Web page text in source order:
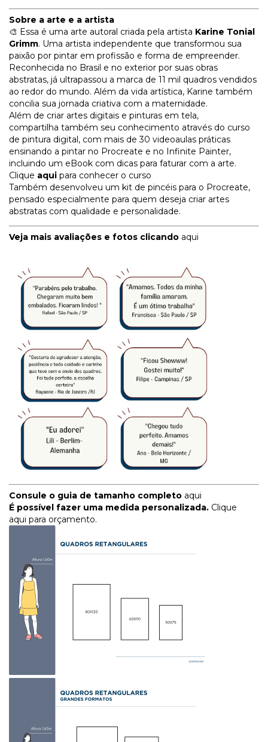
Sobre a arte e a artista
🎨 Essa é uma arte autoral criada pela artista Karine Tonial
Grimm. Uma artista independente que transformou sua
paixão por pintar em profissão e forma de empreender.
Reconhecida no Brasil e no exterior por suas obras
abstratas, já ultrapassou a marca de 11 mil quadros vendidos
ao redor do mundo. Além da vida artística, Karine também
concilia sua jornada criativa com a maternidade.
Além de criar artes digitais e pinturas em tela,
compartilha também seu conhecimento através do curso
de pintura digital, com mais de 30 videoaulas práticas
ensinando a pintar no Procreate e no Infinite Painter,
incluindo um eBook com dicas para faturar com a arte.
Clique aqui para conhecer o curso
Também desenvolveu um kit de pincéis para o Procreate,
pensado especialmente para quem deseja criar artes
abstratas com qualidade e personalidade.
Veja mais avaliações e fotos clicando aqui
Consule o guia de tamanho completo aqui
É possível fazer uma medida personalizada. Clique
aqui para orçamento.